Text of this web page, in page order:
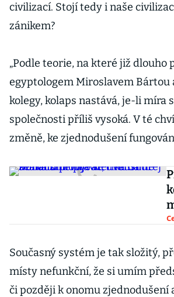
civilizací. Stojí tedy i naše
zánikem?
„Podle teorie, na které již dlouho
egyptologem Miroslavem Bártou
kolegy, kolaps nastává, je-li míra
společnosti příliš vysoká. V té
změně, ke zjednodušení
Současný systém je tak složitý,
místy nefunkční, že si umím
či později k onomu zjednodušení